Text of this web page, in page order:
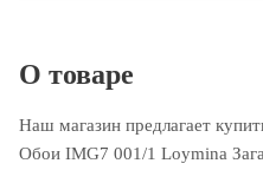
О товаре
Наш магазин предлагает
Обои IMG7 001/1 Loymina